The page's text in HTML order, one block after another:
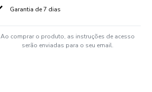
Garantia de 7 dias
Ao comprar o produto, as instruções de acesso
serão enviadas para o seu email.